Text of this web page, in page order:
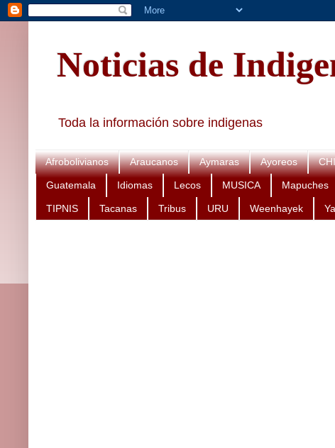
Noticias de
Toda la información sobre indigenas
Afrobolivianos Araucanos Aymaras Ayoreos
Guatemala Idiomas Lecos MUSICA Mapuches
TIPNIS Tacanas Tribus URU Weenhayek